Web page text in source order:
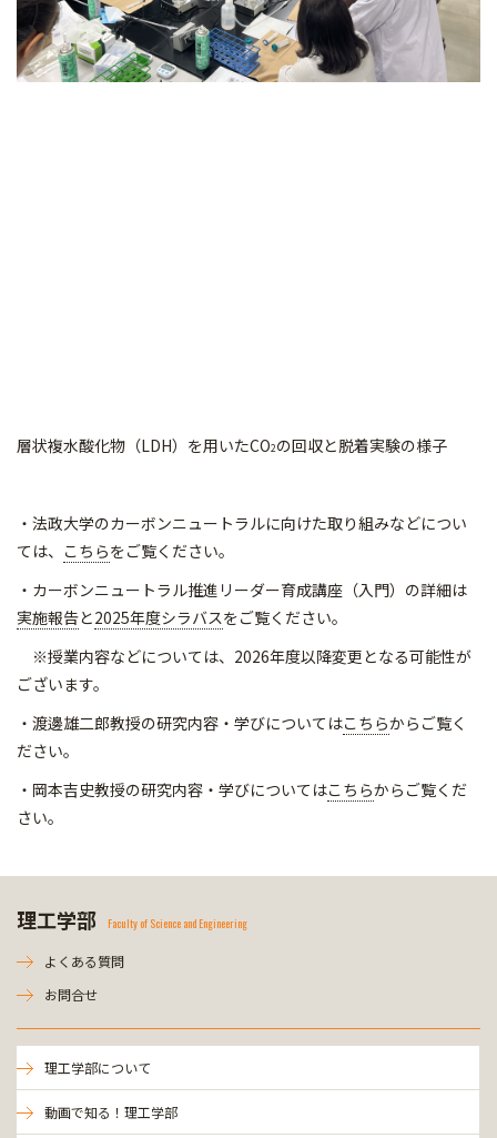
層状複水酸化物（LDH）を用いたCO2の回収と脱着実験の様子
・法政大学のカーボンニュートラルに向けた取り組みなどについ
ては、 こちらをご覧ください。
・カーボンニュートラル推進リーダー育成講座（入門）の詳細は
実施報告と2025年度シラバスをご覧ください。
※授業内容などについては、2026年度以降変更となる可能性が
ございます。
・渡邊雄二郎教授の研究内容・学びについてはこちらからご覧く
ださい。
・岡本吉史教授の研究内容・学びについてはこちらからご覧くだ
さい。
理工学部 Faculty of Science and Engineering
よくある質問
お問合せ
理工学部について
動画で知る！理工学部